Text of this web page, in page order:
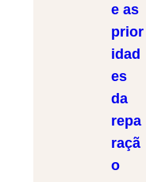
e as
prior
idad
es
da
repa
raçã
o